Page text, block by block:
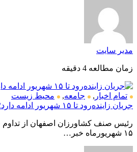
مدیر سایت
زمان مطالعه 4 دقیقه
تمام اخبار , جامعه,
محیط زیست
جریان زاینده‌رود تا ۱۵ شهریور ادامه دارد؛ آب بسته نمی‌شود
رئیس صنف کشاورزان اصفهان از تداوم
۱۵ شهریورماه خبر…